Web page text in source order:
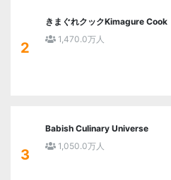
2
きまぐれクックKimagure Cook
1,470.0万人
3
Babish Culinary Universe
1,050.0万人